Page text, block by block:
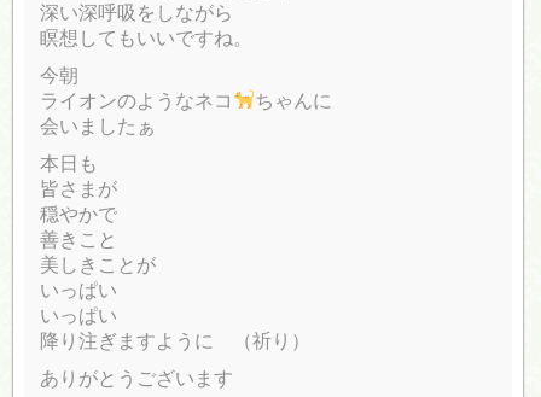
深い深呼吸をしながら
瞑想してもいいですね。
今朝
ライオンのようなネコ
ちゃんに
会いましたぁ
本日も
皆さまが
穏やかで
善きこと
美しきことが
いっぱい
いっぱい
降り注ぎますように （祈り）
ありがとうございます